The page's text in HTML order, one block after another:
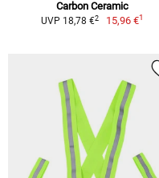
Carbon Ceramic
UVP 18,78 €2 15,96 €1